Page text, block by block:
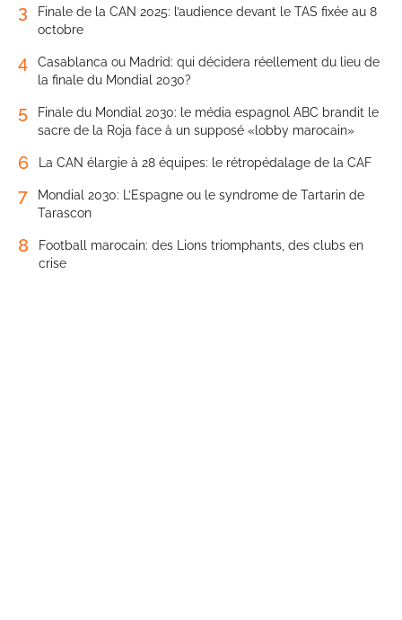
3
Finale de la CAN 2025: l’audience devant le TAS fixée au 8
octobre
4
Casablanca ou Madrid: qui décidera réellement du lieu de
la finale du Mondial 2030?
5
Finale du Mondial 2030: le média espagnol ABC brandit le
sacre de la Roja face à un supposé «lobby marocain»
6 La CAN élargie à 28 équipes: le rétropédalage de la CAF
7
Mondial 2030: L’Espagne ou le syndrome de Tartarin de
Tarascon
8
Football marocain: des Lions triomphants, des clubs en
crise